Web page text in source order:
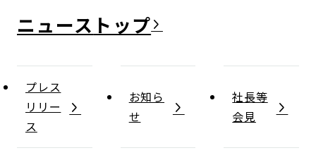
ニュース
プレス
リリー
ス
お知ら
せ
社長等
会見